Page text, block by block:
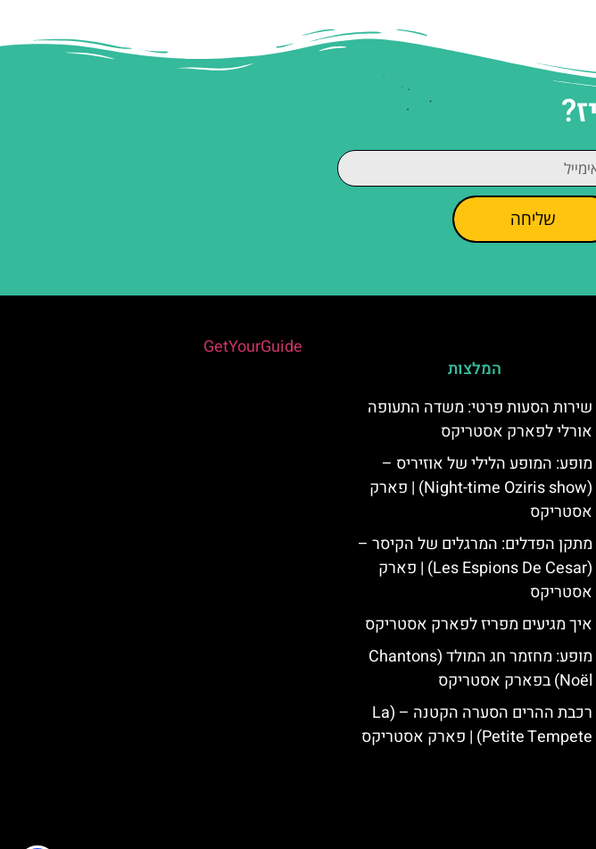
שליחה
המלצות
שירות הסעות פרטי: משדה התעופה
אורלי לפארק אסטריקס
מופע: המופע הלילי של אוזיריס –
(Night-time Oziris show) | פארק
אסטריקס
מתקן הפדלים: המרגלים של הקיסר –
(Les Espions De Cesar) | פארק
אסטריקס
איך מגיעים מפריז לפארק אסטריקס
מופע: מחזמר חג המולד (Chantons
Noël) בפארק אסטריקס
רכבת ההרים הסערה הקטנה – (La
Petite Tempete) | פארק אסטריקס
GetYourGuide